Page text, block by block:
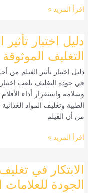
F392
اقرأ المزيد »
دليل اختبار
التغليف الموثوقة
دليل اختبار تأثير الفيلم من
في جودة التغليف يلعب اختبار
وسلامة واستقرار أداء
الطبية وتغليف المواد
من أن الفيلم
دليل
اختبار
تأثير
الأغشية
للتحقق
من
جودة
التغليف
اقرأ المزيد »
الابتكار في
الجودة للعلامات
الابتكار
في
تغليف